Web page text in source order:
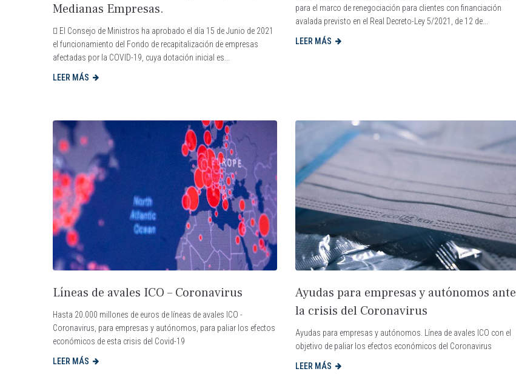
Medianas Empresas.
 El Consejo de Ministros ha aprobado el día 15 de Junio de 2021
el funcionamiento del Fondo de recapitalización de empresas
afectadas por la COVID-19, cuya dotación inicial es...
LEER MÁS
para el marco de renegociación para clientes con financiación
avalada previsto en el Real Decreto-Ley 5/2021, de 12 de...
LEER MÁS
Líneas de avales ICO – Coronavirus
Hasta 20.000 millones de euros de líneas de avales ICO -
Coronavirus, para empresas y autónomos, para paliar los efectos
económicos de esta crisis del Covid-19
LEER MÁS
Ayudas para empresas y autónomos ante
la crisis del Coronavirus
Ayudas para empresas y autónomos. Línea de avales ICO con el
objetivo de paliar los efectos económicos del Coronavirus
LEER MÁS